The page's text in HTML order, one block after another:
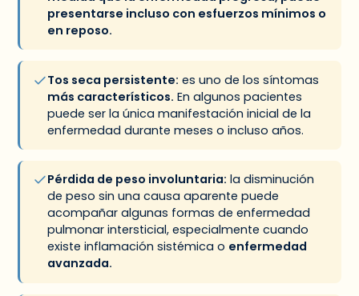
presentarse incluso con esfuerzos mínimos o
en reposo.
Tos seca persistente: es uno de los síntomas
más característicos. En algunos pacientes
puede ser la única manifestación inicial de la
enfermedad durante meses o incluso años.
Pérdida de peso involuntaria: la disminución
de peso sin una causa aparente puede
acompañar algunas formas de enfermedad
pulmonar intersticial, especialmente cuando
existe inflamación sistémica o enfermedad
avanzada.